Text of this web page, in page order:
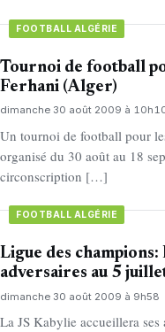
FOOTBALL ALGÉRIE
Tournoi de football
Ferhani (Alger)
dimanche 30 août 2009 à
Un tournoi de football pour
organisé du 30 août au 18
circonscription […]
FOOTBALL ALGÉRIE
Ligue des
adversaires au 5
dimanche 30 août 2009 à 9h58
La JS Kabylie accueillera